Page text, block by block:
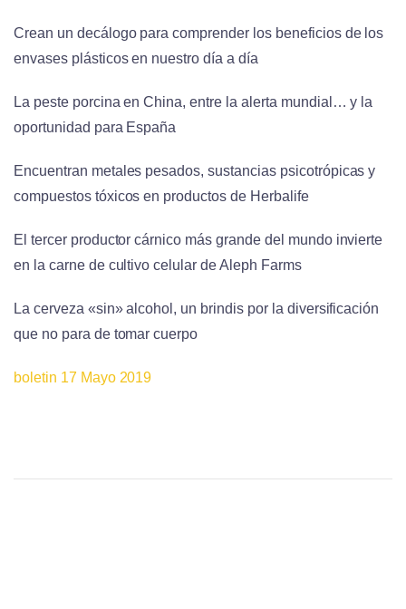
Crean un decálogo para comprender los beneficios de los
envases plásticos en nuestro día a día
La peste porcina en China, entre la alerta mundial… y la
oportunidad para España
Encuentran metales pesados, sustancias psicotrópicas y
compuestos tóxicos en productos de Herbalife
El tercer productor cárnico más grande del mundo invierte
en la carne de cultivo celular de Aleph Farms
La cerveza «sin» alcohol, un brindis por la diversificación
que no para de tomar cuerpo
boletin 17 Mayo 2019